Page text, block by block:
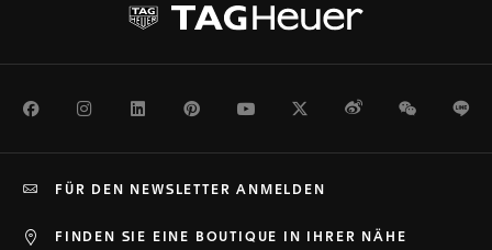
FacebookInstagramLinkedInPinterestYoutubeTwitterWeiboWeChat
FINDEN SIE EINE BOUTIQUE IN IHRER NÄHE
FÜR DEN NEWSLETTER ANMELDEN